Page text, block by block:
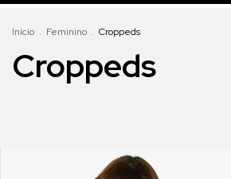
Início . Feminino . Croppeds
Croppeds